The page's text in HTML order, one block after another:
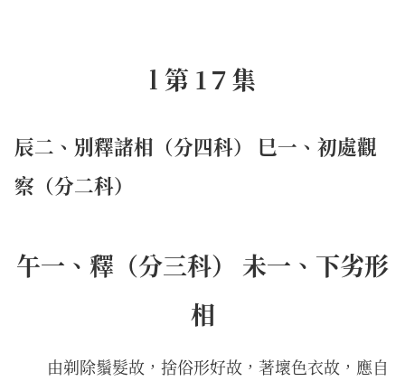
l 第 1７集
辰二、別釋諸相（分四科） 巳一、初處觀
察（分二科）
午一、釋（分三科） 未一、下劣形
相
由剃除鬚髮故，捨俗形好故，著壞色衣故，應自